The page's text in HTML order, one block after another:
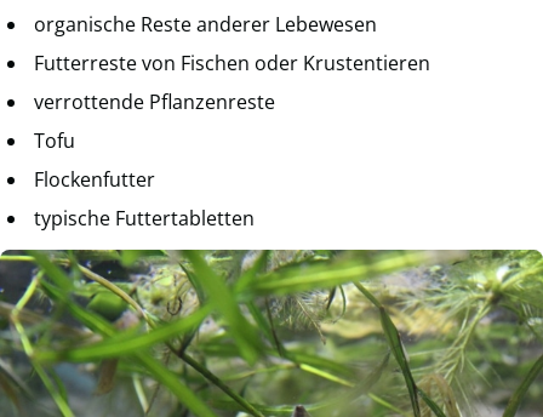
organische Reste anderer Lebewesen
Futterreste von Fischen oder Krustentieren
verrottende Pflanzenreste
Tofu
Flockenfutter
typische Futtertabletten